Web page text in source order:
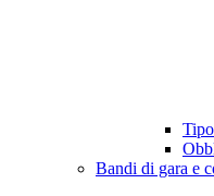
Bandi di gara e